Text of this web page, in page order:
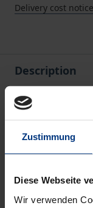
Zustimmung
Diese Webseite
Wir verwenden
Delivery cost notice
Description
Seit über 20
komplexe
notwendigen
das
zahlreiche